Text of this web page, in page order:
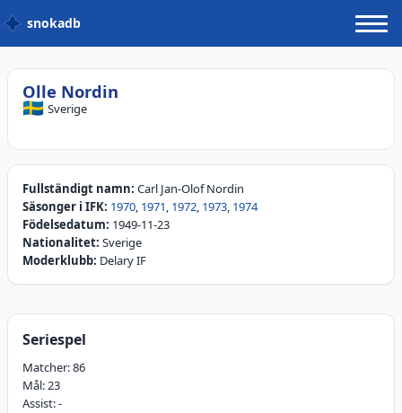
snokadb
Olle Nordin
🇸🇪 Sverige
Fullständigt namn: Carl Jan-Olof Nordin
Säsonger i IFK: 1970, 1971, 1972, 1973, 1974
Födelsedatum: 1949-11-23
Nationalitet: Sverige
Moderklubb: Delary IF
Seriespel
Matcher:86
Mål:23
Assist:-